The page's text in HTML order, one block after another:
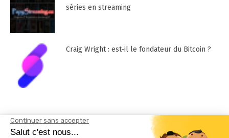
séries en streaming
Craig Wright : est-il le fondateur du Bitcoin ?
Mentions Légales